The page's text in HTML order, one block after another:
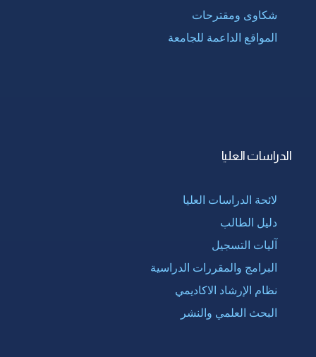
شكاوى ومقترحات
المواقع الداعمة للجامعة
الدراسات العليا
لائحة الدراسات العليا
دليل الطالب
آليات التسجيل
البرامج والمقررات الدراسية
نظام الإرشاد الاكاديمي
البحث العلمي والنشر